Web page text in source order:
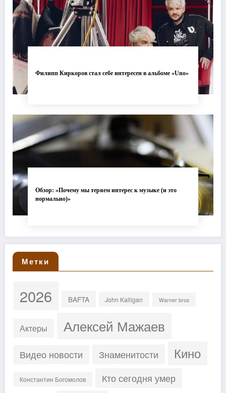
Филипп Киркоров стал себе интересен в альбоме «Uno»
Обзор: «Почему мы теряем интерес к музыке (и это
нормально)»
Метки
2026 BAFTA John Kalligan Warner bros
Актеры Алексей Мажаев
Видео новости Знаменитости Кино
Константин Богомолов Кто сегодня умер